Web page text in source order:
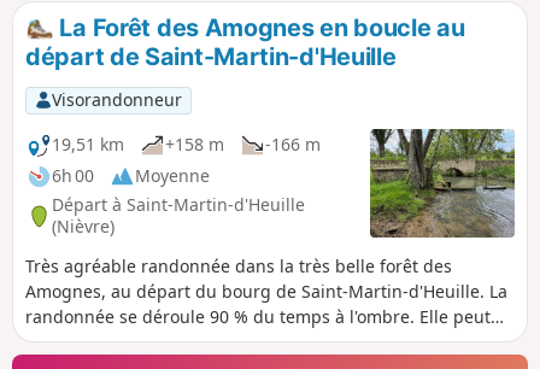
La Forêt des Amognes en boucle au
départ de Saint-Martin-d'Heuille
Visorandonneur
19,51 km
+158 m
-166 m
6h 00
Moyenne
Départ à Saint-Martin-d'Heuille
(Nièvre)
Très agréable randonnée dans la très belle forêt des
Amognes, au départ du bourg de Saint-Martin-d'Heuille. La
randonnée se déroule 90 % du temps à l'ombre. Elle peut
s'effectuer à pied, à VTT ou à cheval.